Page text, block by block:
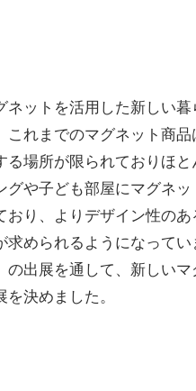
ネットを活用した新しい
これまでのマグネット商
る場所が限られておりほ
グや子ども部屋にマグネ
おり、よりデザイン性の
求められるようになって
の出展を通して、新しい
を決めました。